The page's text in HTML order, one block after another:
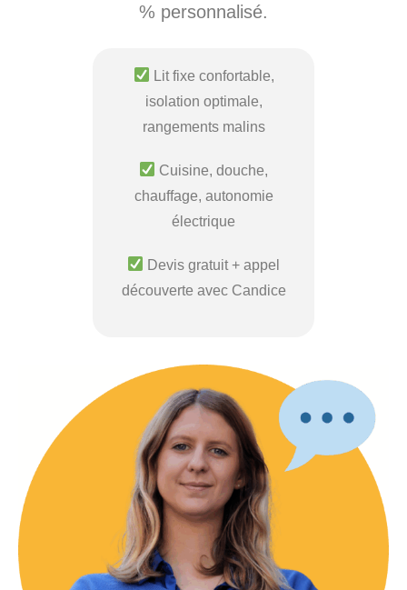
% personnalisé.
Lit fixe confortable,
isolation optimale,
rangements malins
Cuisine, douche,
chauffage, autonomie
électrique
Devis gratuit + appel
découverte avec Candice